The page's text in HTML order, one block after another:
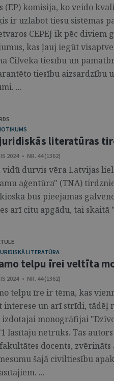
(EP) komisija, ko veido
ir uzlabot tiesu sistēmas
CEPEJ ik pēc diviem
kas ļauj iegūt
Cilvēka tiesību un
tiesību aizsardzību
...
literatūras
2024 • NR. 44 (1362)
vidū durvis vēra Latvijas
aģentūra" (TNA)
būs pieejamas
arī citu apgādu, tai skaitā
LITERATŪRA
telpu īrei veltīta
2024 • NR. 44 (1362)
telpu īre ir tēma, kas
interese un arī strīdi, tādēļ
izdotajai monogrāfijai
lasītāju netrūks. Tās
docents,
šajā civiltiesību
...